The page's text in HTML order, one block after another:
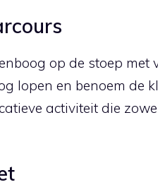
op de stoep met
lopen en benoem de
activiteit die